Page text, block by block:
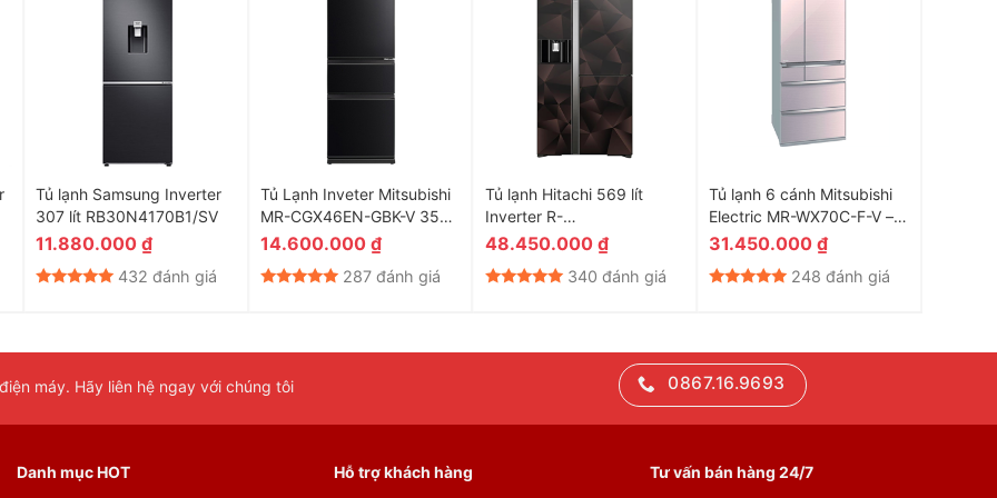
năng diệt khuẩn mạnh mẽ và khử mùi hôi triệt để
Tủ lạnh Samsung Inverter
307 lít RB30N4170B1/SV
11.880.000₫
432 đánh giá
Tủ Lạnh Inveter Mitsubishi
MR-CGX46EN-GBK-V 358
Lít
14.600.000 ₫
287 đánh giá
Tủ lạnh Hitachi 569 lít
Inverter R-
FM800XAGGV9X GBZ
48.450.000 ₫
340 đánh giá
Tủ lạnh 6 cánh Mitsubishi
Electric MR-WX70C-F-V –
694 Lít
31.450.000₫
248 đánh giá
máy. Hãy liên hệ ngay với chúng tôi 0867.16.9693
Danh mục HOT Hỗ trợ khách hàng Tư vấn bán hàng 24/7